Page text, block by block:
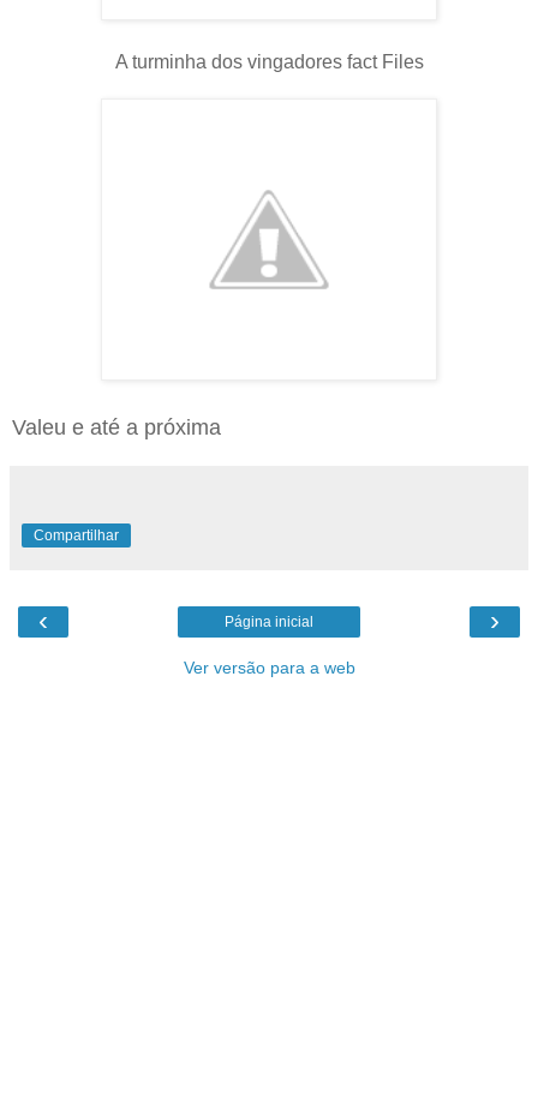
A turminha dos vingadores fact Files
Valeu e até a próxima
Compartilhar
‹ ›
Página inicial
Ver versão para a web